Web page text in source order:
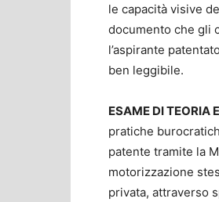
le capacità visive
documento che gli
l’aspirante
ben leggibile.
ESAME DI TEORIA
pratiche
patente tramite la
motorizzazione
privata, attraverso